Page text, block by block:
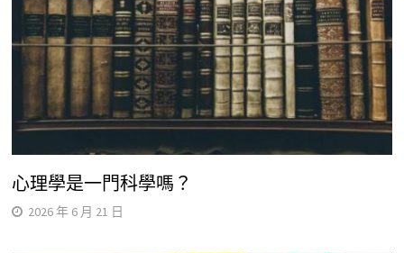
心理學是一門科學嗎？
2026 年 6 月 21 日